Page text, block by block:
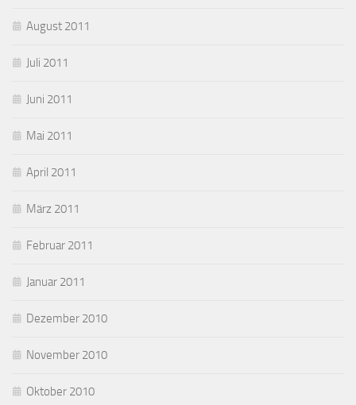
August 2011
Juli 2011
Juni 2011
Mai 2011
April 2011
März 2011
Februar 2011
Januar 2011
Dezember 2010
November 2010
Oktober 2010